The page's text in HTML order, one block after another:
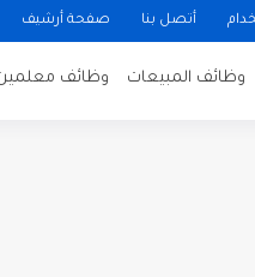
أتصل بنا صفحة أرشيف
وظائف المبيعات وظائف